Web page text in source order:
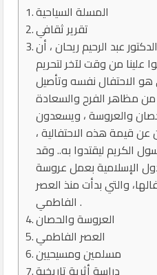
المسلة السياحية
تقرير ثقافي
عبد الرحيم ريحان ، أن
علينا من وقت لآخر لتحريم
هو الاحتفال نفسه وتأصيل
مظاهر الفرح والسعادة
والعروسة ، ويسعدون
عن قيمة هذه الاحتفالية ،
الكريم ليقتدوا به.. وقد
الإسلامية بعمل عروسة
والتي بدأت منذ العصر
الفاطمي .
العروسة والحصان
العصر الفاطمي
مسلمين ومسيحيين
دراسة أثرية تاريخية